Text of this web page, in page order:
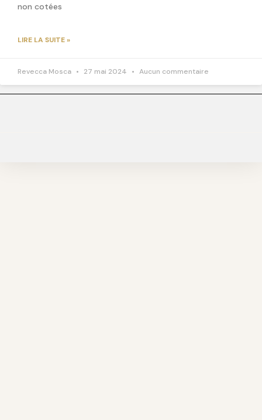
non cotées
LIRE LA SUITE »
Revecca Mosca 27 mai 2024 Aucun commentaire